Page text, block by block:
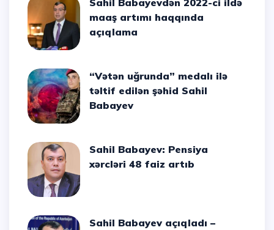
Sahil Babayevdən 2022-ci ildə
maaş artımı haqqında
açıqlama
“Vətən uğrunda” medalı ilə
təltif edilən şəhid Sahil
Babayev
Sahil Babayev: Pensiya
xərcləri 48 faiz artıb
Sahil Babayev açıqladı –